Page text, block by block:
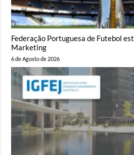
Federação Portuguesa de Futebol
Marketing
6 de Agosto de 2026